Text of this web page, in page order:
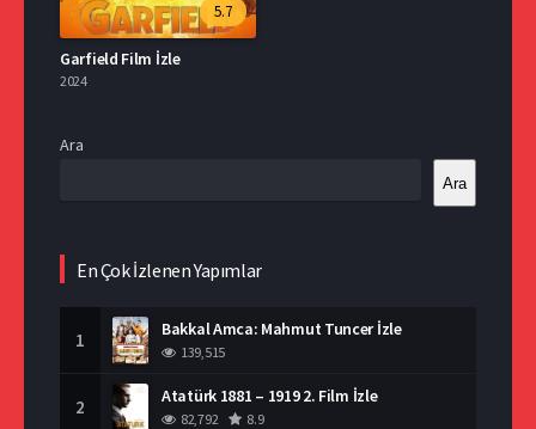
5.7
Garfield Film İzle
2024
Ara
Ara
En Çok İzlenen Yapımlar
1 Bakkal Amca: Mahmut Tuncer İzle
139,515
2 Atatürk 1881 – 1919 2. Film İzle
82,792 8.9